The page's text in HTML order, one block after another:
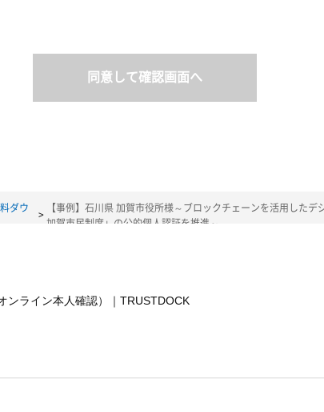
個別に利用目的の通知を求められた場合には遅滞なく通知いた
ビスに関する情報の提供"
同意して確認画面へ
ダウ
【事例】石川県 加賀市役所様～ブロックチェーンを活用した
加賀市民制度」の公的個人認証を推進～
ンライン本人確認）｜ TRUSTDOCK